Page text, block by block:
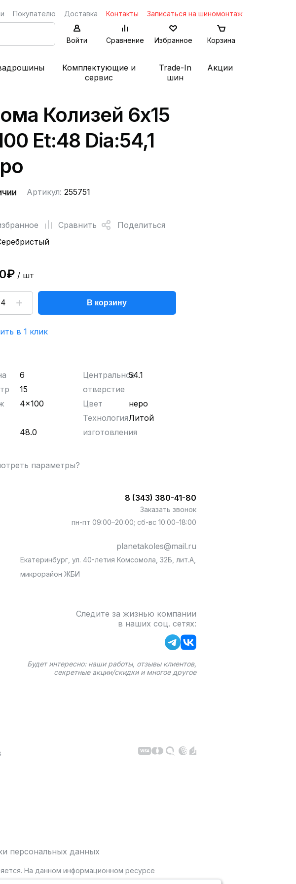
Покупателю Доставка Контакты Записаться на шиномонтаж
Войти Сравнение Избранное Корзина
Комплектующие и
сервис
Trade-In
шин
Акции
Колизей 6x15
Et:48 Dia:54,1
Артикул: 255751
Сравнить
Поделиться
/ шт
В корзину
в 1 клик
6
15
4x100
48.0
Центральное
отверстие
54.1
Цвет
неро
Технология
изготовления
Литой
параметры?
8 (343) 380-41-80
Заказать звонок
пн-пт 09:00–20:00; сб-вс 10:00–18:00
planetakoles@mail.ru
Екатеринбург, ул. 40-летия Комсомола, 32Б, лит.А,
микрорайон ЖБИ
Следите за жизнью компании
в наших соц. сетях:
Будет интересно: наши работы, отзывы клиентов,
секретные акции/скидки и многое другое
персональных данных
На данном информационном ресурсе